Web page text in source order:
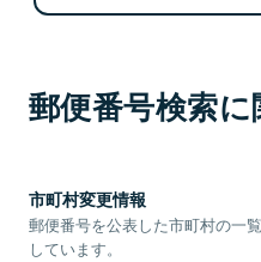
郵便番号検索
市町村変更情報
郵便番号を公表した市町村の一
しています。